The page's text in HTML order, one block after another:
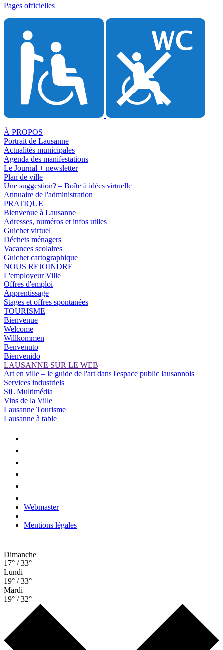
Pages officielles
À PROPOS
Portrait de Lausanne
Actualités municipales
Agenda des manifestations
Le Journal + newsletter
Plan de ville
Une suggestion? – Boîte à idées virtuelle
Annuaire de l'administration
PRATIQUE
Bienvenue à Lausanne
Adresses, numéros et infos utiles
Guichet virtuel
Déchets ménagers
Vacances scolaires
Guichet cartographique
NOUS REJOINDRE
L'employeur Ville
Offres d'emploi
Apprentissage
Stages et offres spontanées
TOURISME
Bienvenue
Welcome
Willkommen
Benvenuto
Bienvenido
LAUSANNE SUR LE WEB
Art en ville – le guide de l'art dans l'espace public lausannois
Services industriels
SiL Multimédia
Vins de la Ville
Lausanne Tourisme
Lausanne à table
Webmaster
–
Mentions légales
Dimanche
17° / 33°
Lundi
19° / 33°
Mardi
19° / 32°